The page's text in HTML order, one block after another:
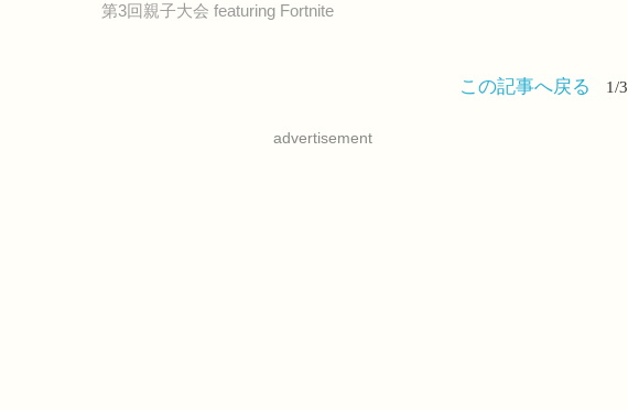
第3回親子大会 featuring Fortnite
この記事へ戻る 1/3
advertisement